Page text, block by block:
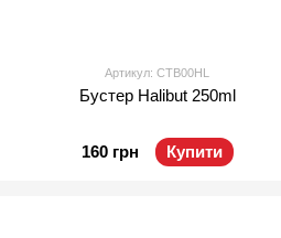
Артикул: CTB00HL
Бустер Halibut 250ml
160 грн Купити